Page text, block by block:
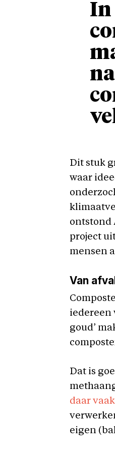
In
Dit stuk
waar
ontstond
project
mensen
Van
iedereen
goud’
Dat is
daar
eigen